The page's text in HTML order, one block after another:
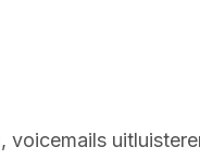
voicemails